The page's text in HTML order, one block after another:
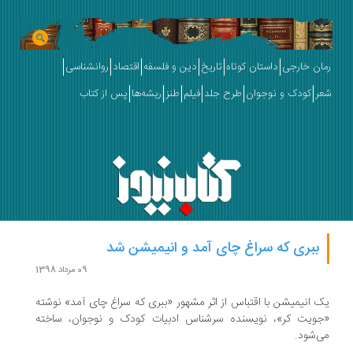
رمان خارجی داستان کوتاه تاریخ دین و فلسفه اقتصاد روانشناسی
شعر کودک و نوجوان طرح جلد فیلم طنز ریشه‌ها پس از کتاب
ببری که سراغ چای آمد و انیمیشن شد
09 مرداد 1398
یک انیمیشن با اقتباس از اثر مشهور «‌ببری که سراغ چای آمد»‌ نوشته
«‌جویت کر»، نویسنده سرشناس ادبیات کودک و نوجوان، ساخته
می‌شود.